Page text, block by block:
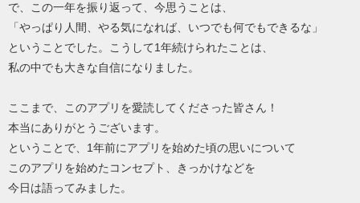
で、この一年を振り返って、今思うことは、
「やっぱり人間、やる気になれば、いつでも何でもできるな」
ということでした。こうして1年続けられたことは、
私の中でも大きな自信になりました。
ここまで、このアプリを愛読してくださった皆さん！
本当にありがとうございます。
ということで、1年前にアプリを始めた頃の思いについて
このアプリを始めたコンセプト、きっかけなどを
今日は語ってみました。